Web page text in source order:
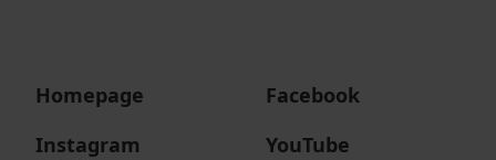
Homepage
Facebook
Instagram
YouTube